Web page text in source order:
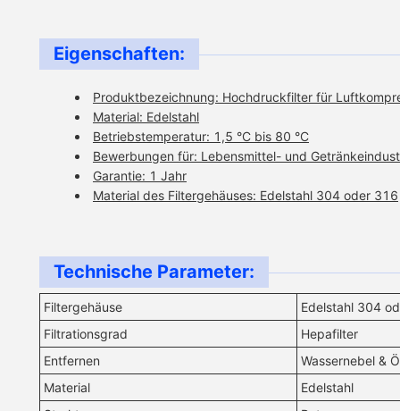
Eigenschaften:
Produktbezeichnung: Hochdruckfilter für
Material: Edelstahl
Betriebstemperatur: 1,5 °C bis 80 °C
Bewerbungen für: Lebensmittel- und
Garantie: 1 Jahr
Material des Filtergehäuses: Edelstahl 304 oder 316
Technische Parameter:
Filtergehäuse
Edelstahl 304
Filtrationsgrad
Hepafilter
Entfernen
Wassernebel &
Material
Edelstahl